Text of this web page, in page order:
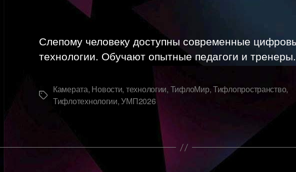
Слепому человеку доступны современные
технологии. Обучают опытные педагоги и тренеры.
Метки
Камерата, Новости, технологии, ТифлоМир,Тифлопространство,
Тифлотехнологии,УМП2026